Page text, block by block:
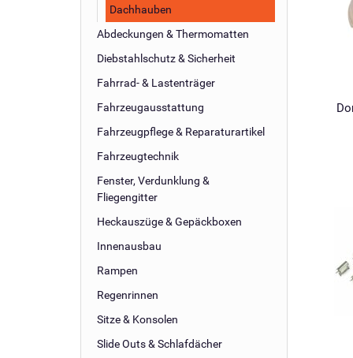
Dachhauben
Abdeckungen & Thermomatten
Diebstahlschutz & Sicherheit
Fahrrad- & Lastenträger
Fahrzeugausstattung
Fahrzeugpflege & Reparaturartikel
Fahrzeugtechnik
Fenster, Verdunklung &
Fliegengitter
Heckauszüge & Gepäckboxen
Innenausbau
Rampen
Regenrinnen
Sitze & Konsolen
Slide Outs & Schlafdächer